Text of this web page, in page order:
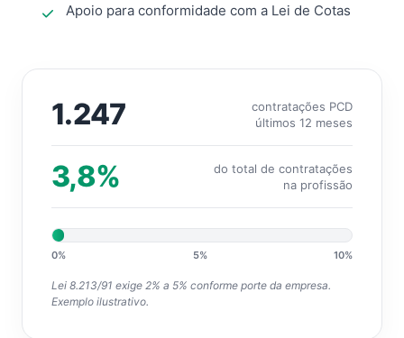
Apoio para conformidade com a Lei de Cotas
1.247
contratações PCD
últimos 12 meses
3,8%
do total de contratações
na profissão
0% 5% 10%
Lei 8.213/91 exige 2% a 5% conforme porte da empresa.
Exemplo ilustrativo.